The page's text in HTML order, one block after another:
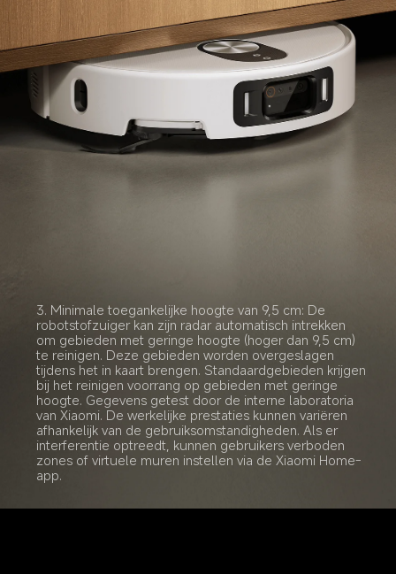
3. Minimale toegankelijke hoogte van 9,5 cm: De
robotstofzuiger kan zijn radar automatisch intrekken
om gebieden met geringe hoogte (hoger dan 9,5 cm)
te reinigen. Deze gebieden worden overgeslagen
tijdens het in kaart brengen. Standaardgebieden krijgen
bij het reinigen voorrang op gebieden met geringe
hoogte. Gegevens getest door de interne laboratoria
van Xiaomi. De werkelijke prestaties kunnen variëren
afhankelijk van de gebruiksomstandigheden. Als er
interferentie optreedt, kunnen gebruikers verboden
zones of virtuele muren instellen via de Xiaomi Home-
app.